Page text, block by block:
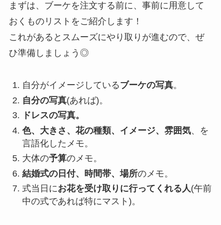
まずは、ブーケを注文する前に、事前に用意して
おくものリストをご紹介します！
これがあるとスムーズにやり取りが進むので、ぜ
ひ準備しましょう◎
自分がイメージしているブーケの写真。
自分の写真(あれば)。
ドレスの写真。
色、大きさ、花の種類、イメージ、雰囲気、を
言語化したメモ。
大体の予算のメモ。
結婚式の日付、時間帯、場所のメモ。
式当日にお花を受け取りに行ってくれる人(午前
中の式であれば特にマスト)。